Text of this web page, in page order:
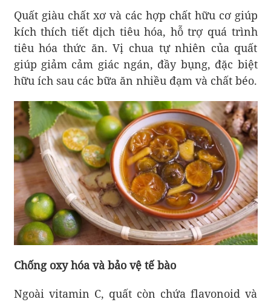
Quất giàu chất xơ và các hợp chất hữu cơ giúp
kích thích tiết dịch tiêu hóa, hỗ trợ quá trình
tiêu hóa thức ăn. Vị chua tự nhiên của quất
giúp giảm cảm giác ngán, đầy bụng, đặc biệt
hữu ích sau các bữa ăn nhiều đạm và chất béo.
Chống oxy hóa và bảo vệ tế bào
Ngoài vitamin C, quất còn chứa flavonoid và